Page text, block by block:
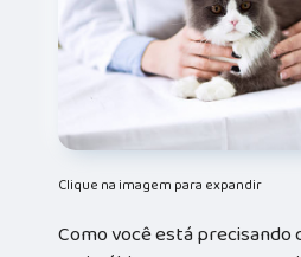
Clique na imagem para expandir
Como você está precisando